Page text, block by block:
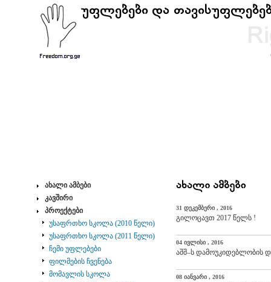
ახალი ამბები
კავშირი
პროექტები
უსაფრთხო სკოლა (2010 წელი)
უსაფრთხო სკოლა (2011 წელი)
ჩემი უფლებები
ფილმების ჩვენება
მომავლის სკოლა
31 დეკემბერი , 2016
გილოცავთ 2017 წელს !
04 ივლისი , 2016
აშშ–ს დამოუკიდებლობის
08 იანვარი , 2016